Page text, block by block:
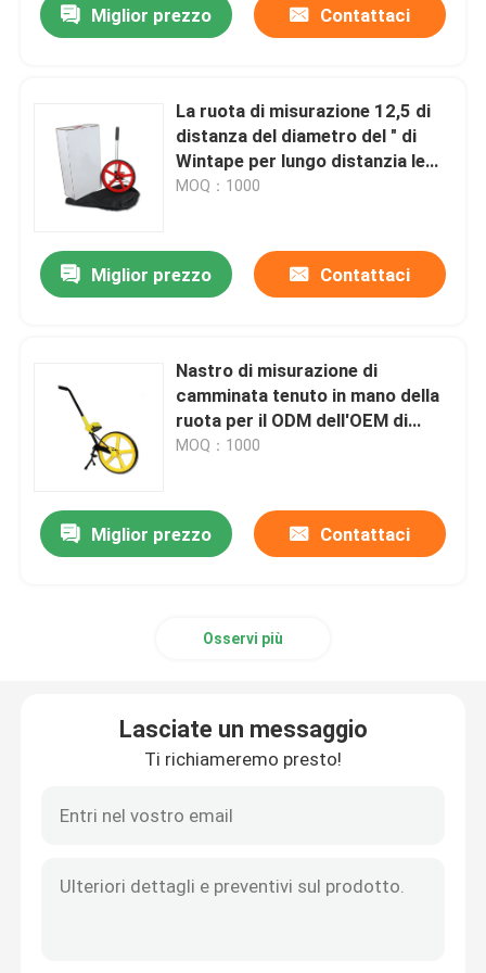
Casa
Prodotti
Miglior prezzo Contattaci
La ruota di misurazione 12,5 di
distanza del diametro del ″ di
Wintape per lungo distanzia le
superfici ruvide
MOQ：1000
Miglior prezzo Contattaci
Nastro di misurazione di
camminata tenuto in mano della
ruota per il ODM dell'OEM di
misurazione di distanza
MOQ：1000
Miglior prezzo Contattaci
Osservi più
Lasciate un messaggio
Ti richiameremo presto!